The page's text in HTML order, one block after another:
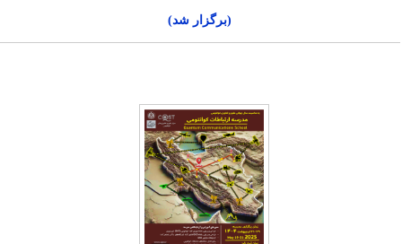
(برگزار شد)